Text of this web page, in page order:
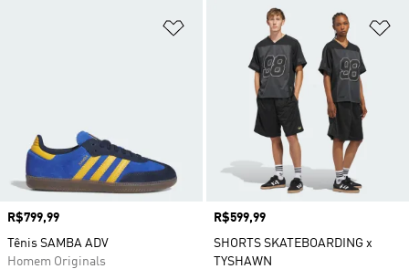
Adicionar à Lista de Desejos
Preço
R$799,99
Tênis SAMBA ADV
Homem Originals
Preço
R$599,99
SHORTS SKATEBOARDING x
TYSHAWN